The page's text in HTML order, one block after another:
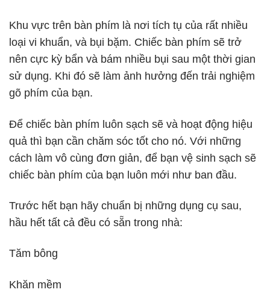
Khu vực trên bàn phím là nơi tích tụ của rất nhiều
loại vi khuẩn, và bụi bặm. Chiếc bàn phím sẽ trở
nên cực kỳ bẩn và bám nhiều bụi sau một thời gian
sử dụng. Khi đó sẽ làm ảnh hưởng đến trải nghiệm
gõ phím của bạn.
Để chiếc bàn phím luôn sạch sẽ và hoạt động hiệu
quả thì bạn cần chăm sóc tốt cho nó. Với những
cách làm vô cùng đơn giản, để bạn vệ sinh sạch sẽ
chiếc bàn phím của bạn luôn mới như ban đầu.
Trước hết bạn hãy chuẩn bị những dụng cụ sau,
hầu hết tất cả đều có sẵn trong nhà:
Tăm bông
Khăn mềm